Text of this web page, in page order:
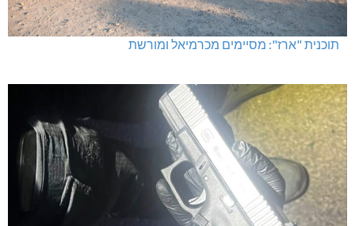
תוכנית "ארז": מסיימים מכרמיאל ומורשת